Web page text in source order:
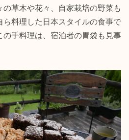
の草木や花々、自家栽培の野菜も
ら料理した日本スタイルの食事で
の手料理は、宿泊者の胃袋も見事